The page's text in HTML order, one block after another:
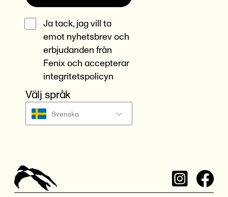
Ja tack, jag vill ta
emot nyhetsbrev och
erbjudanden från
Fenix och accepterar
integritetspolicyn
Välj språk
Svenska